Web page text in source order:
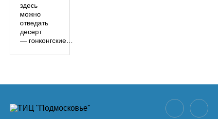
здесь
можно
отведать
десерт
— гонконгские…